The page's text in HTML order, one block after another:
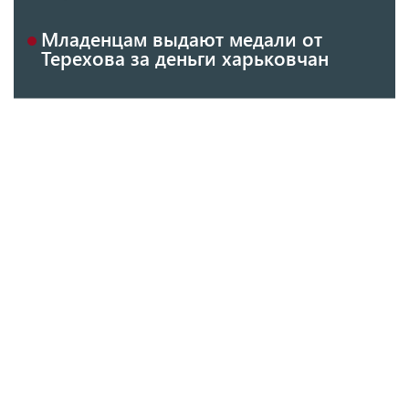
Младенцам выдают медали от
Терехова за деньги харьковчан